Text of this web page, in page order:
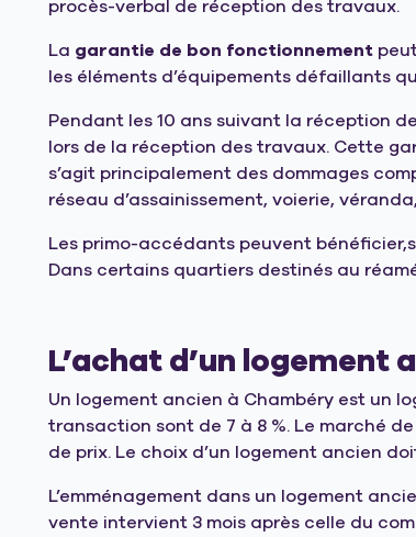
procès-verbal de réception des travaux.
La garantie de bon fonctionnement
les éléments d’équipements défaillants
Pendant les 10 ans suivant la réception
lors de la réception des travaux. Cette
s’agit principalement des dommages
réseau d’assainissement, voierie,
Les primo-accédants peuvent
Dans certains quartiers destinés au
L’achat d’un logement
Un logement ancien à Chambéry est un
transaction sont de 7 à 8 %. Le marché
de prix. Le choix d’un logement ancien
L’emménagement dans un logement
vente intervient 3 mois après celle du